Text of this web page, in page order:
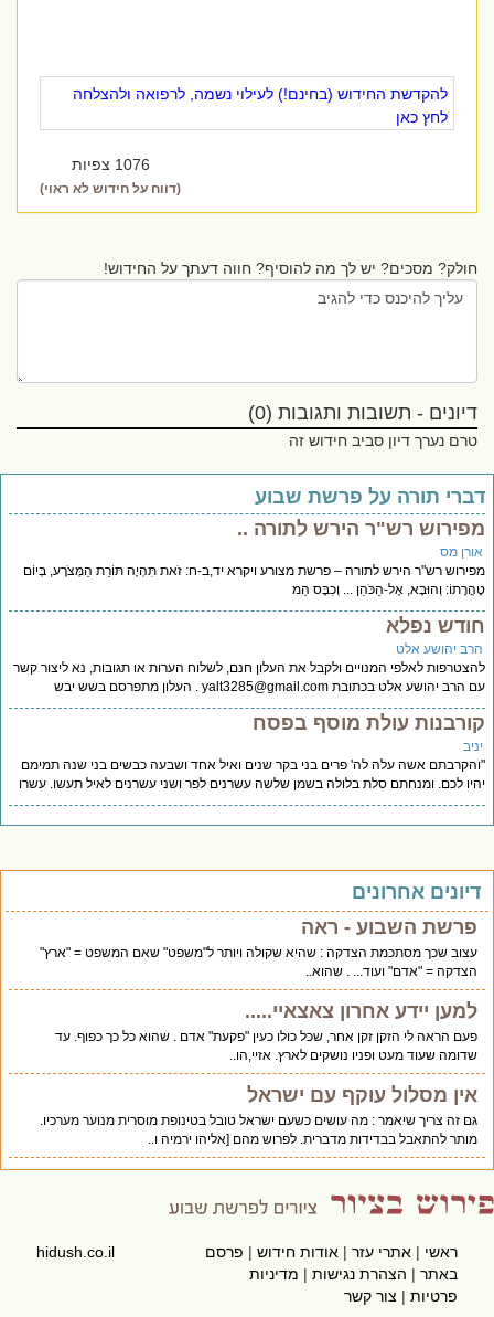
להקדשת החידוש (בחינם!) לעילוי נשמה, לרפואה ולהצלחה
לחץ כאן
1076 צפיות
(דווח על חידוש לא ראוי)
חולק? מסכים? יש לך מה להוסיף? חווה דעתך על החידוש!
דיונים - תשובות ותגובות (0)
טרם נערך דיון סביב חידוש זה
תורה על פרשת שבוע
רש"ר הירש לתורה ..
מס
רש"ר הירש לתורה – פרשת מצורע ויקרא יד,ב-ח: זֹאת תִּהְיֶה תּוֹרַת הַמְּצֹרָע, בְּיוֹם
וְהוּבָא, אֶל-הַכֹּהֵן ... וְכִבֶּס הַמ
נפלא
יהושע אלט
לאלפי המנויים ולקבל את העלון חנם, לשלוח הערות או תגובות, נא ליצור קשר
הרב יהושע אלט בכתובתyalt3285@gmail.com . העלון מתפרסם בשש יבש
עולת מוסף בפסח
אשה עלה לה' פרים בני בקר שנים ואיל אחד ושבעה כבשים בני שנה תמימם
לכם. ומנחתם סלת בלולה בשמן שלשה עשרנים לפר ושני עשרנים לאיל תעשו. עשרו
אחרונים
פרשת השבוע - ראה
עצוב שכך מסתכמת הצדקה : שהיא שקולה ויותר ל"משפט" שאם המשפט = "ארץ"
הצדקה = "אדם" ועוד... . שהוא..
למען יידע אחרון צאצאיי.....
פעם הראה לי הזקן זקן אחר, שכל כולו כעין "פקעת" אדם . שהוא כל כך כפוף. עד
שדומה שעוד מעט ופניו נושקים לארץ. אזיי,הו..
אין מסלול עוקף עם ישראל
גם זה צריך שיאמר : מה עושים כשעם ישראל טובל בטינופת מוסרית מנוער מערכיו.
מותר להתאבל בבדידות מדברית. לפרוש מהם [אליהו ירמיה ו..
ראשי|אתרי עזר|אודות חידוש|פרסם
באתר|הצהרת נגישות|מדיניות
פרטיות|צור קשר
hidush.co.il